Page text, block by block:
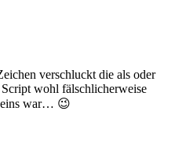
verschluckt die als oder
wohl fälschlicherweise
war… 😉